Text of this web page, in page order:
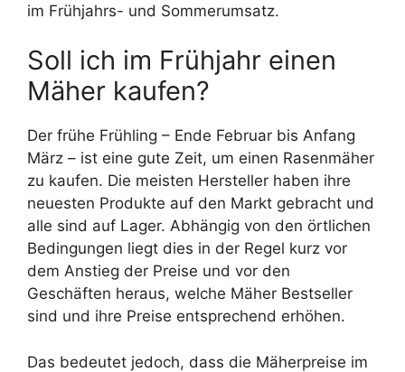
im Frühjahrs- und Sommerumsatz.
Soll ich im Frühjahr einen
Mäher kaufen?
Der frühe Frühling – Ende Februar bis Anfang
März – ist eine gute Zeit, um einen Rasenmäher
zu kaufen. Die meisten Hersteller haben ihre
neuesten Produkte auf den Markt gebracht und
alle sind auf Lager. Abhängig von den örtlichen
Bedingungen liegt dies in der Regel kurz vor
dem Anstieg der Preise und vor den
Geschäften heraus, welche Mäher Bestseller
sind und ihre Preise entsprechend erhöhen.
Das bedeutet jedoch, dass die Mäherpreise im